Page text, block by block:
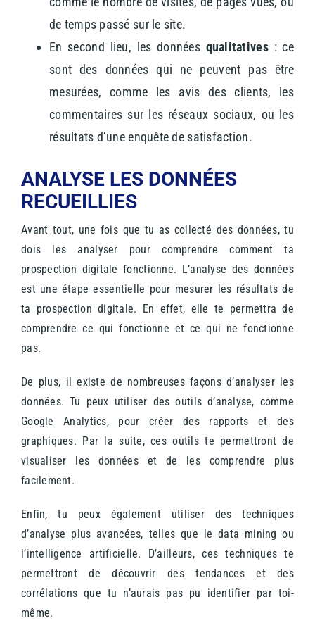
de temps passé sur le site.
En second lieu, les données qualitatives: ce
sont des données qui ne peuvent pas être
mesurées, comme les avis des clients, les
commentaires sur les réseaux sociaux, ou les
résultats d’une enquête de satisfaction.
ANALYSE LES DONNÉES
RECUEILLIES
Avant tout, une fois que tu as collecté des données, tu
dois les analyser pour comprendre comment ta
prospection digitale fonctionne. L’analyse des données
est une étape essentielle pour mesurer les résultats de
ta prospection digitale. En effet, elle te permettra de
comprendre ce qui fonctionne et ce qui ne fonctionne
pas.
De plus, il existe de nombreuses façons d’analyser les
données. Tu peux utiliser des outils d’analyse, comme
Google Analytics, pour créer des rapports et des
graphiques. Par la suite, ces outils te permettront de
visualiser les données et de les comprendre plus
facilement.
Enfin, tu peux également utiliser des techniques
d’analyse plus avancées, telles que le data mining ou
l’intelligence artificielle. D’ailleurs, ces techniques te
permettront de découvrir des tendances et des
corrélations que tu n’aurais pas pu identifier par toi-
même.